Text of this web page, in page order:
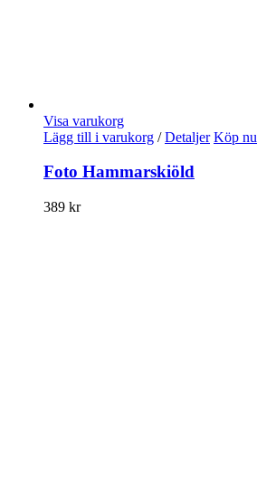
Visa varukorg
Lägg till i varukorg / Detaljer Köp nu
Foto Hammarskiöld
389 kr